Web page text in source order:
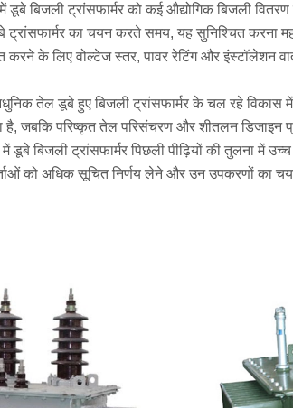
ट्रांसफार्मर को कई औद्योगिक बिजली वितरण
का चयन करते समय, यह सुनिश्चित करना
के लिए वोल्टेज स्तर, पावर रेटिंग और इंस्टॉलेशन
आधुनिक तेल डूबे हुए बिजली ट्रांसफार्मर के चल रहे विकास
है, जबकि परिष्कृत तेल परिसंचरण और शीतलन डिजाइन
ट्रांसफार्मर पिछली पीढ़ियों की तुलना में उच्च
को अधिक सूचित निर्णय लेने और उन उपकरणों का